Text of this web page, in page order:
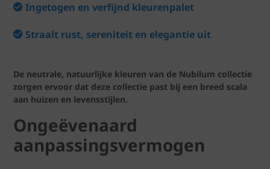
Ingetogen en verfijnd kleurenpalet
Straalt rust, sereniteit en elegantie uit
De neutrale, natuurlijke kleuren van de Nubilum collectie
zorgen ervoor dat deze collectie past bij een breed scala
aan huizen en levensstijlen.
Ongeëvenaard
aanpassingsvermogen